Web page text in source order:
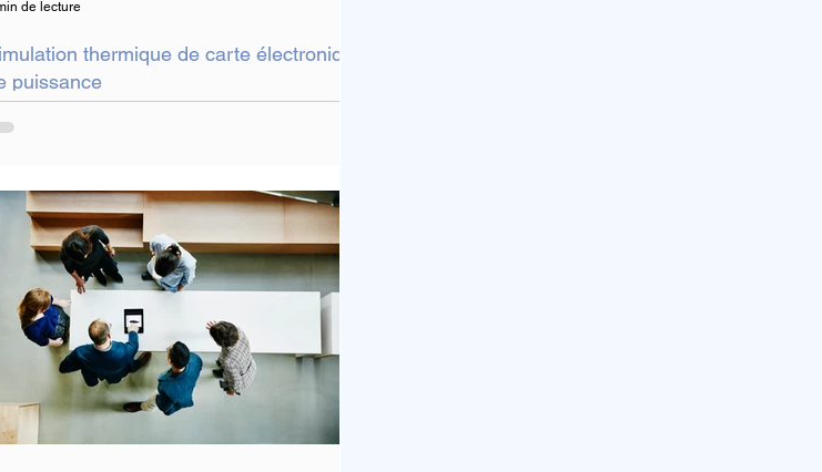
thermique de carte électronique
puissance
de lecture